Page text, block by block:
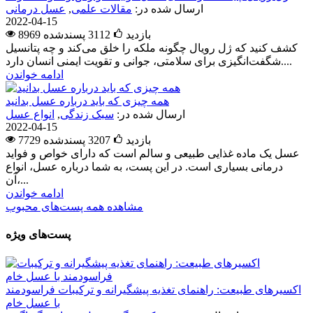
ارسال شده در: مقالات علمی, عسل درمانی
2022-04-15
8969 بازدید
3112 پسندشده
کشف کنید که ژل رویال چگونه ملکه را خلق می‌کند و چه پتانسیل
شگفت‌انگیزی برای سلامتی، جوانی و تقویت ایمنی انسان دارد....
ادامه خواندن
همه چیزی که باید درباره عسل بدانید
ارسال شده در: سبک زندگی, انواع عسل
2022-04-15
7729 بازدید
3207 پسندشده
عسل یک ماده غذایی طبیعی و سالم است که دارای خواص و فواید
درمانی بسیاری است. در این پست، به شما درباره عسل، انواع
آن،...
ادامه خواندن
مشاهده همه پست‌های محبوب
پست‌های ویژه
اکسیرهای طبیعت: راهنمای تغذیه پیشگیرانه و ترکیبات فراسودمند
با عسل خام